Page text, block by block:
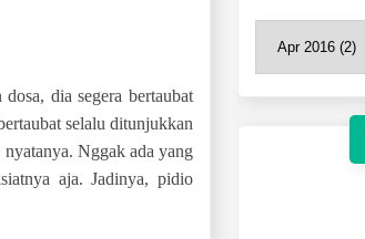
dia segera bertaubat
selalu ditunjukkan
Nggak ada yang
aja. Jadinya, pidio